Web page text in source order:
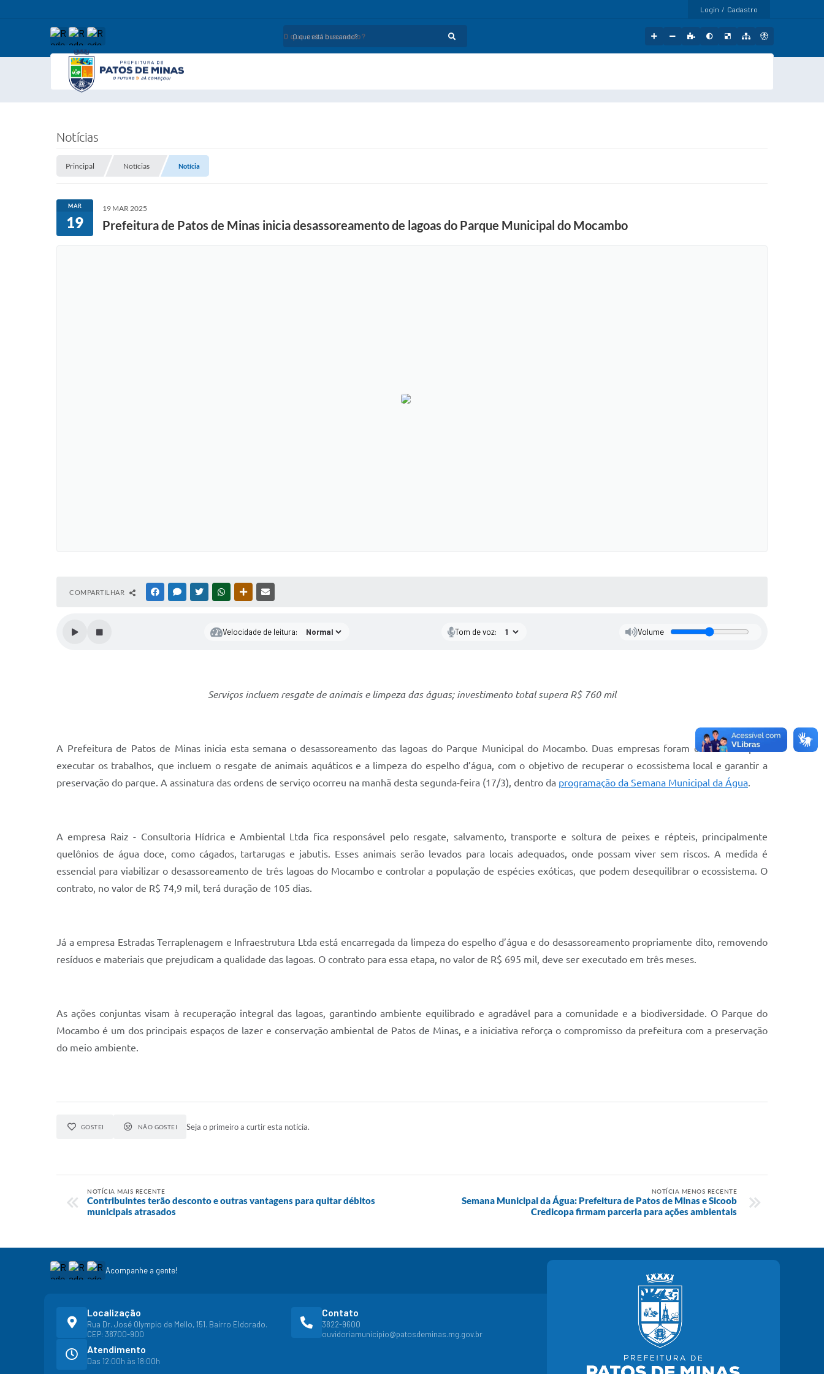
Login / Cadastro
O que está buscando?
Notícias
Principal Notícias Notícia
MAR
19
19 MAR 2025
Prefeitura de Patos de Minas inicia desassoreamento de lagoas do Parque Municipal do Mocambo
COMPARTILHAR FACEBOOKMESSENGER
TWITTERWHATSAPPOUTRAS MÍDIAS
Velocidade de leitura: Tom de voz: Volume
Serviços incluem resgate de animais e limpeza das águas; investimento total supera R$ 760 mil
A Prefeitura de Patos de Minas inicia esta semana o desassoreamento das lagoas do Parque Municipal do Mocambo. Duas empresas foram contratadas para
executar os trabalhos, que incluem o resgate de animais aquáticos e a limpeza do espelho d’água, com o objetivo de recuperar o ecossistema local e garantir a
preservação do parque. A assinatura das ordens de serviço ocorreu na manhã desta segunda-feira (17/3), dentro da programação da Semana Municipal da Água.
A empresa Raiz - Consultoria Hídrica e Ambiental Ltda fica responsável pelo resgate, salvamento, transporte e soltura de peixes e répteis, principalmente
quelônios de água doce, como cágados, tartarugas e jabutis. Esses animais serão levados para locais adequados, onde possam viver sem riscos. A medida é
essencial para viabilizar o desassoreamento de três lagoas do Mocambo e controlar a população de espécies exóticas, que podem desequilibrar o ecossistema. O
contrato, no valor de R$ 74,9 mil, terá duração de 105 dias.
Já a empresa Estradas Terraplenagem e Infraestrutura Ltda está encarregada da limpeza do espelho d’água e do desassoreamento propriamente dito, removendo
resíduos e materiais que prejudicam a qualidade das lagoas. O contrato para essa etapa, no valor de R$ 695 mil, deve ser executado em três meses.
As ações conjuntas visam à recuperação integral das lagoas, garantindo ambiente equilibrado e agradável para a comunidade e a biodiversidade. O Parque do
Mocambo é um dos principais espaços de lazer e conservação ambiental de Patos de Minas, e a iniciativa reforça o compromisso da prefeitura com a preservação
do meio ambiente.
GOSTEI NÃO GOSTEI Seja o primeiro a curtir esta notícia.
NOTÍCIA MAIS RECENTE
Contribuintes terão desconto e outras vantagens para quitar débitos
municipais atrasados
NOTÍCIA MENOS RECENTE
Semana Municipal da Água: Prefeitura de Patos de Minas e Sicoob
Credicopa firmam parceria para ações ambientais
Acompanhe a gente!
Localização
Rua Dr. José Olympio de Mello, 151. Bairro Eldorado.
CEP: 38700-900
Contato
3822-9600
ouvidoriamunicipio@patosdeminas.mg.gov.br
Atendimento
Das 12:00h às 18:00h